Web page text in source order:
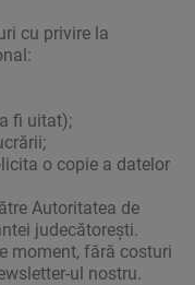
cu privire la
fi uitat);
o copie a datelor
Autoritatea de
judecătorești.
moment, fără costuri
ul nostru.